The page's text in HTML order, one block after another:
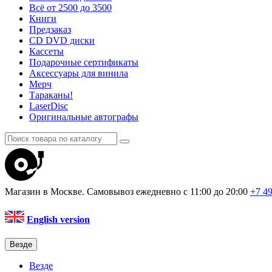
Всё от 2500 до 3500
Книги
Предзаказ
CD DVD диски
Кассеты
Подарочные сертификаты
Аксессуары для винила
Мерч
Тараканы!
LaserDisc
Оригинальные автографы
Магазин в Москве. Самовывоз ежедневно с 11:00 до 20:00 +7
English version
Везде
Везде